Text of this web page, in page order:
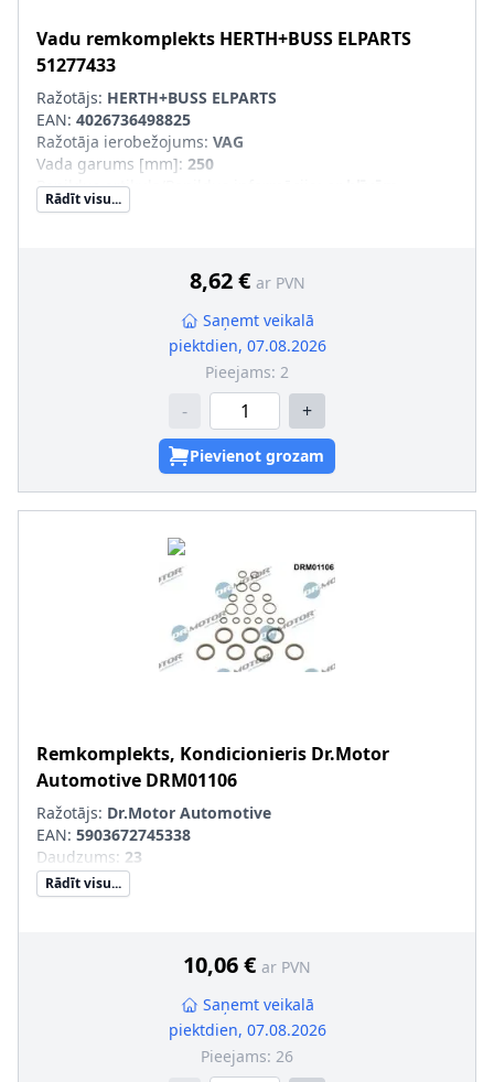
Vadu remkomplekts HERTH+BUSS ELPARTS
51277433
Ražotājs: HERTH+BUSS ELPARTS
EAN: 4026736498825
Ražotāja ierobežojums: VAG
Vada garums [mm]: 250
Papildus artikuls/Papildus informācija
Spraudkontaktu skaits
Nesatur SVHC vielas!
Spraudņa korpusa veids:Spraudkontakta korpuss
Temperatūras diapazons no [°C]:-25
Temperatūras diapazons līdz [°C]: +140
Vada šķērsgriezums [mm²]
:
Vadu izolācijas materiāls:Silikons
Rādīt visu...
8,62 € ar PVN
Saņemt veikalā
piektdien, 07.08.2026
Pieejams: 2
- +
Pievienot grozam
Remkomplekts, Kondicionieris Dr.Motor
Automotive DRM01106
Ražotājs: Dr.Motor Automotive
EAN: 5903672745338
Daudzums: 23
Rādīt visu...
10,06 € ar PVN
Saņemt veikalā
piektdien, 07.08.2026
Pieejams: 26